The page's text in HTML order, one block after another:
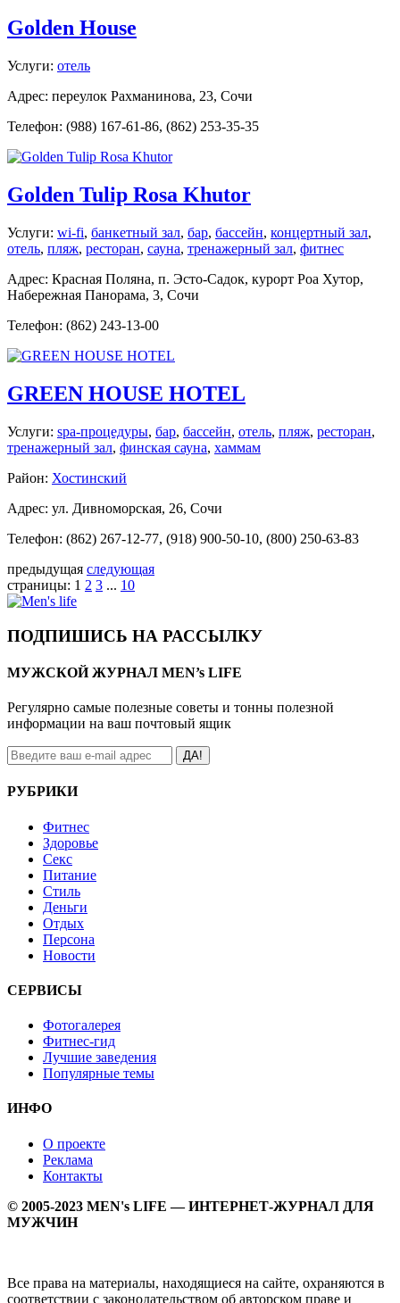
Golden House
Услуги: отель
Адрес: переулок Рахманинова, 23, Сочи
Телефон: (988) 167-61-86, (862) 253-35-35
Golden Tulip Rosa Khutor
Услуги: wi-fi, банкетный зал, бар, бассейн, концертный зал,
отель, пляж, ресторан, сауна, тренажерный зал, фитнес
Адрес: Красная Поляна, п. Эсто-Садок, курорт Роа Хутор,
Набережная Панорама, 3, Сочи
Телефон: (862) 243-13-00
GREEN HOUSE HOTEL
Услуги: spa-процедуры, бар, бассейн, отель, пляж, ресторан,
тренажерный зал, финская сауна, хаммам
Район: Хостинский
Адрес: ул. Дивноморская, 26, Сочи
Телефон: (862) 267-12-77, (918) 900-50-10, (800) 250-63-83
предыдущая следующая
страницы: 1 2 3 ... 10
ПОДПИШИСЬ НА РАССЫЛКУ
МУЖСКОЙ ЖУРНАЛ MEN’s LIFE
Регулярно самые полезные советы и тонны полезной
информации на ваш почтовый ящик
ДА!
РУБРИКИ
Фитнес
Здоровье
Секс
Питание
Стиль
Деньги
Отдых
Персона
Новости
СЕРВИСЫ
Фотогалерея
Фитнес-гид
Лучшие заведения
Популярные темы
ИНФО
О проекте
Реклама
Контакты
© 2005-2023 MEN's LIFE — ИНТЕРНЕТ-ЖУРНАЛ ДЛЯ
МУЖЧИН
Все права на материалы, находящиеся на сайте, охраняются в
соответствии с законодательством об авторском праве и